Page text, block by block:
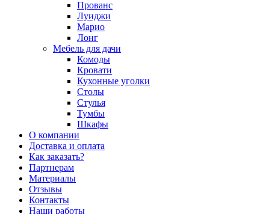
Прованс
Луиджи
Марио
Лонг
Мебель для дачи
Комоды
Кровати
Кухонные уголки
Столы
Стулья
Тумбы
Шкафы
О компании
Доставка и оплата
Как заказать?
Партнерам
Материалы
Отзывы
Контакты
Наши работы